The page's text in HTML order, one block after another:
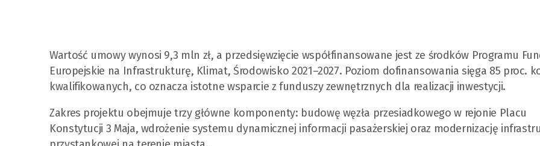
Wartość umowy wynosi 9,3 mln zł, a przedsięwzięcie współfinansowane jest ze środków Programu
Europejskie na Infrastrukturę, Klimat, Środowisko 2021–2027. Poziom dofinansowania sięga 85 proc.
kwalifikowanych, co oznacza istotne wsparcie z funduszy zewnętrznych dla realizacji inwestycji.
Zakres projektu obejmuje trzy główne komponenty: budowę węzła przesiadkowego w rejonie Placu
Konstytucji 3 Maja, wdrożenie systemu dynamicznej informacji pasażerskiej oraz modernizację